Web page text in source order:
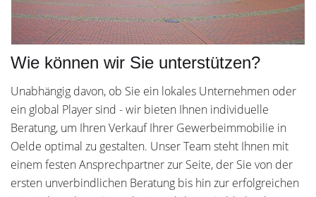
Wie können wir Sie unterstützen?
Unabhängig davon, ob Sie ein lokales Unternehmen oder
ein global Player sind - wir bieten Ihnen individuelle
Beratung, um Ihren Verkauf Ihrer Gewerbeimmobilie in
Oelde optimal zu gestalten. Unser Team steht Ihnen mit
einem festen Ansprechpartner zur Seite, der Sie von der
ersten unverbindlichen Beratung bis hin zur erfolgreichen